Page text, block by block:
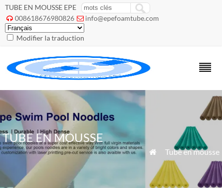
TUBE EN MOUSSE EPE
 008618676980826  info@epefoamtube.com
Modifier la traduction
TUBE EN MOUSSE
 Tube en mousse